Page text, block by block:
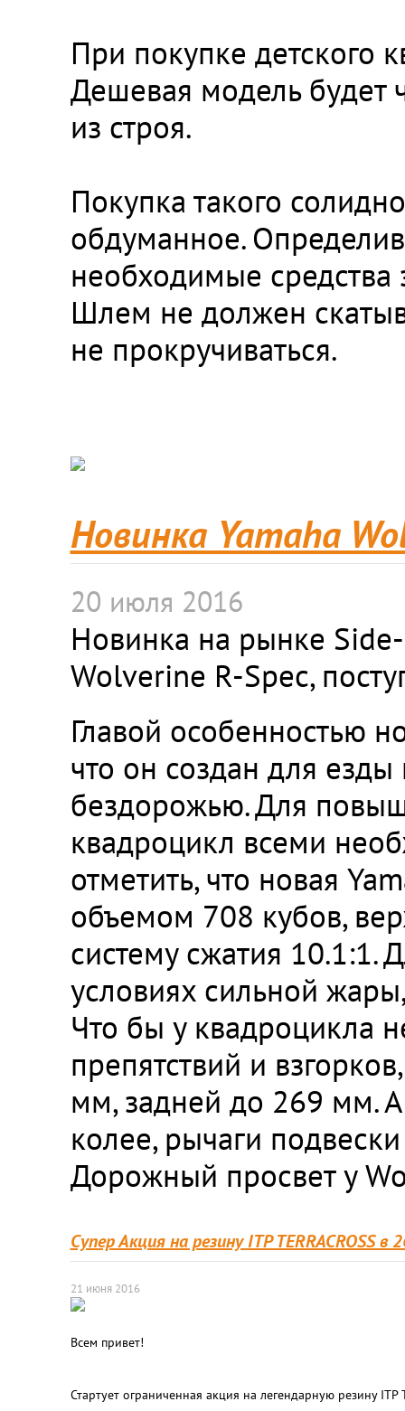
При покупке детского
Дешевая модель будет
из строя.
Покупка такого
обдуманное.
необходимые
Шлем не должен
не прокручиваться.
Новинка Yamaha
20 июля 2016
Новинка на рынке
Wolverine R-Spec,
Главой особенностью
что он создан для
бездорожью. Для
квадроцикл всеми
отметить, что новая
объемом 708 кубов,
систему сжатия 10.1:1.
условиях сильной
Что бы у квадроцикла
препятствий и
мм, задней до 269 мм. А
колее, рычаги
Дорожный просвет у
Супер Акция на резину ITP TERRACROSS в
21 июня 2016
Всем привет!
Стартует ограниченная акция на легендарную резину ITP